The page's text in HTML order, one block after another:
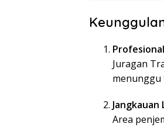
Juragan
menunggu
Jangkauan
Area